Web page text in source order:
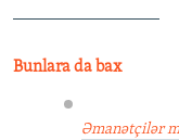
Bunlara da bax
Əmanətçilər